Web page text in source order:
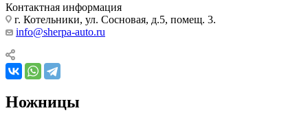
Контактная информация
г. Котельники, ул. Сосновая, д.5, помещ. 3.
info@sherpa-auto.ru
Ножницы